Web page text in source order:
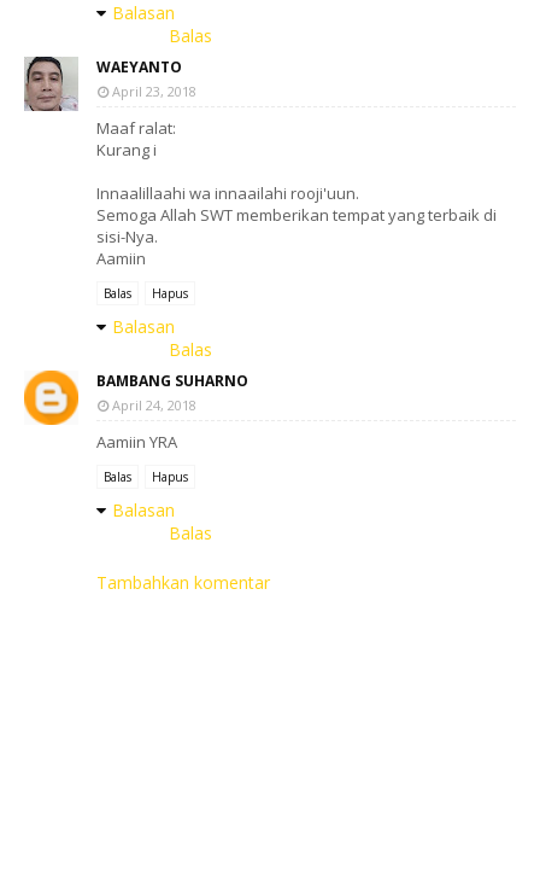
Balasan
Balas
WAEYANTO
April 23, 2018
Maaf ralat:
Kurang i
Innaalillaahi wa innaailahi rooji'uun.
Semoga Allah SWT memberikan tempat yang terbaik di
sisi-Nya.
Aamiin
Balas Hapus
Balasan
Balas
BAMBANG SUHARNO
April 24, 2018
Aamiin YRA
Balas Hapus
Balasan
Balas
Tambahkan komentar